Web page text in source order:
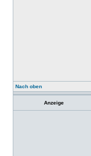
Nach oben
Anzeige